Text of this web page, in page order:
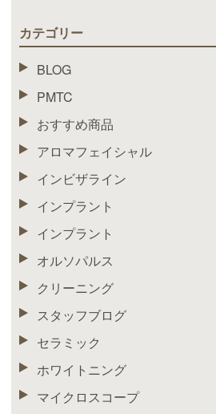
カテゴリー
BLOG
PMTC
おすすめ商品
アロマフェイシャル
インビザライン
インプラント
インプラント
オルソパルス
クリーニング
スタッフブログ
セラミック
ホワイトニング
マイクロスコープ